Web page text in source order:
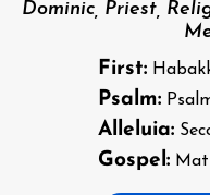
Dominic, Priest,
First:
Psalm:
Alleluia:
Gospel: